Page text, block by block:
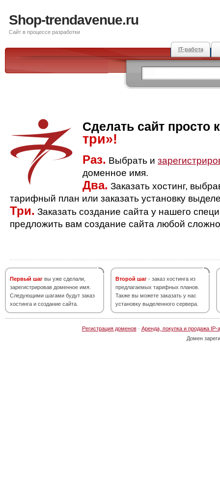
Shop-trendavenue.ru
Сайт в процессе разработки
IT-работа
Сделать сайт просто
три»!
Раз. Выбрать и
доменное имя.
Два. Заказать хостинг,
тарифный план или заказать установку
Три. Заказать создание сайта у нашего
предложить вам создание сайта любой
Первый шаг вы уже сделали,
зарегистрировав доменное имя.
Следующими шагами будут заказ
хостинга и создание сайта.
Второй шаг - заказ хостинга из
предлагаемых тарифных планов.
Также вы можете заказать у нас
установку выделенного сервера.
Регистрация доменов· Аренда, покупка и продажа IP-
Домен